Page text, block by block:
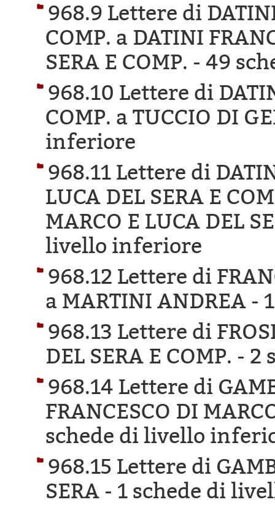
968.9 Lettere di
COMP. a DATINI
SERA E COMP. - 49
968.10 Lettere di
COMP. a TUCCIO DI
inferiore
968.11 Lettere di
LUCA DEL SERA E
MARCO E LUCA DEL
livello inferiore
968.12 Lettere di
a MARTINI ANDREA -
968.13 Lettere di
DEL SERA E COMP. - 2
968.14 Lettere di
FRANCESCO DI
schede di livello
968.15 Lettere di
SERA - 1 schede di